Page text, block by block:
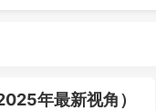
年最新视角）